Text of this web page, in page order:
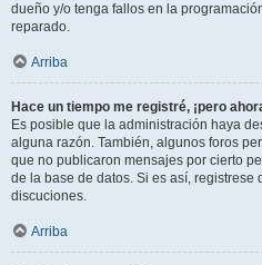
dueño y/o tenga fallos en la
reparado.
Arriba
Hace un tiempo me registré, ¡pero
Es posible que la administración haya
alguna razón. También, algunos foros
que no publicaron mensajes por cierto
de la base de datos. Si es así, registrese
discuciones.
Arriba